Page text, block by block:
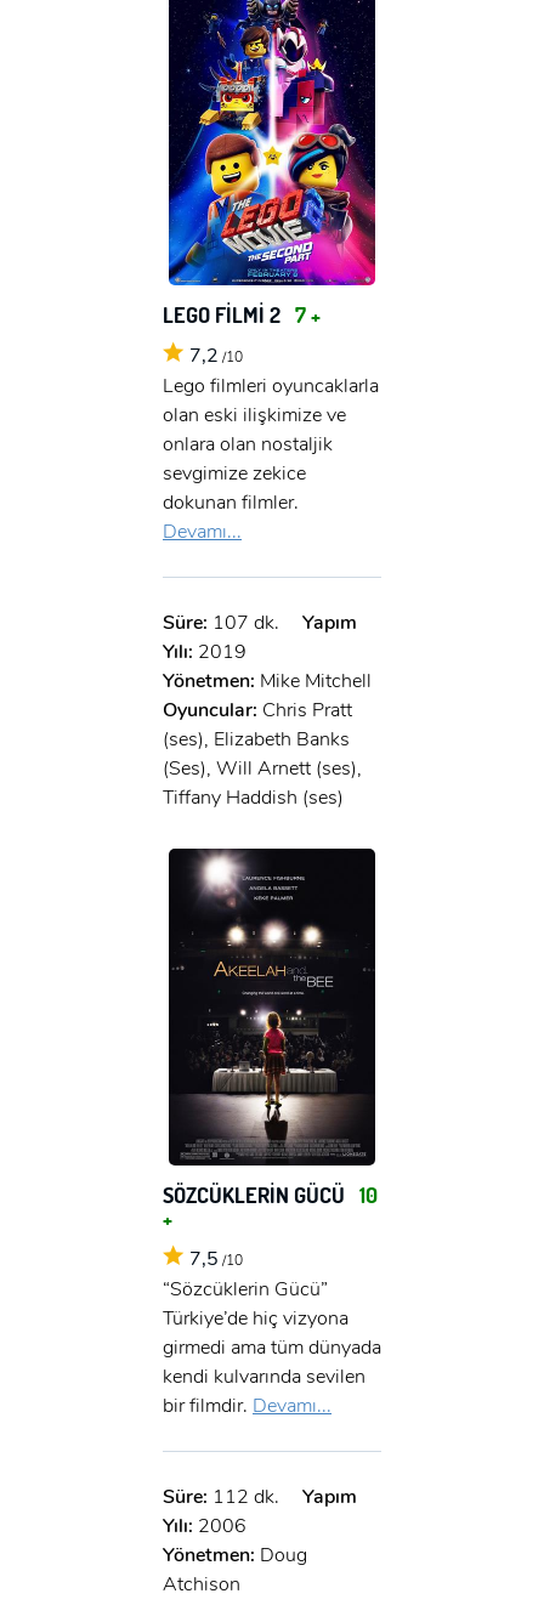
LEGO FİLMİ 2 7 +
7,2 /10
Lego filmleri oyuncaklarla
olan eski ilişkimize ve
onlara olan nostaljik
sevgimize zekice
dokunan filmler.
Devamı...
Süre: 107 dk.
Yapım
Yılı: 2019
Yönetmen: Mike Mitchell
Oyuncular: Chris Pratt
(ses), Elizabeth Banks
(Ses), Will Arnett (ses),
Tiffany Haddish (ses)
SÖZCÜKLERİN GÜCÜ 10
+
7,5 /10
“Sözcüklerin Gücü”
Türkiye’de hiç vizyona
girmedi ama tüm dünyada
kendi kulvarında sevilen
bir filmdir. Devamı...
Süre: 112 dk.
Yapım
Yılı: 2006
Yönetmen: Doug
Atchison